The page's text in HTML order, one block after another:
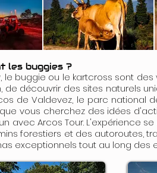
les buggies ?
le buggie ou le kartcross sont
de découvrir des sites naturels
de Valdevez, le parc national
vous cherchez des idées
avec Arcos Tour. L'expérience
forestiers et des autoroutes,
exceptionnels tout au long des